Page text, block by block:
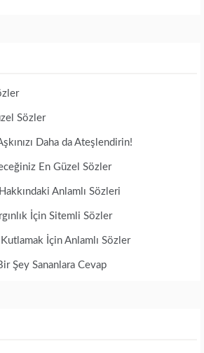
Sözler
Daha da Ateşlendirin!
En Güzel Sözler
Anlamlı Sözleri
İçin Sitemli Sözler
İçin Anlamlı Sözler
Şey Sananlara Cevap